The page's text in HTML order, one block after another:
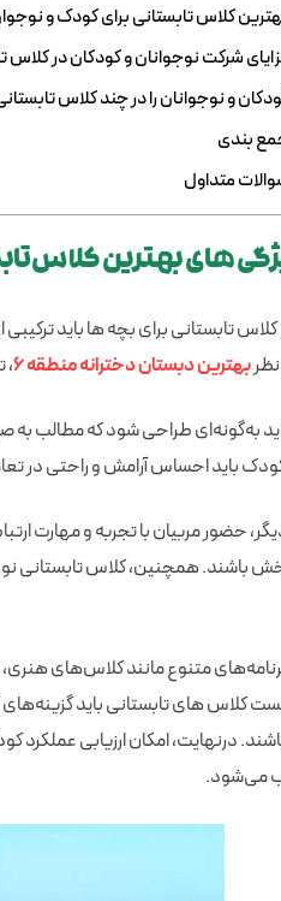
کلاس تابستانی برای کودک و
شرکت نوجوانان و کودکان در کلاس
و نوجوانان را در چند کلاس
بندی
متداول
های بهترین کلاس
تابستانی برای بچه ها باید
بهترین دبستان دخترانه منطقه ۶
به‌گونه‌ای طراحی شود که مطالب به
باید احساس آرامش و راحتی در
حضور مربیان با تجربه و مهارت
باشند. همچنین، کلاس تابستانی
متنوع مانند کلاس‌های
کلاس های تابستانی باید گزینه‌های
درنهایت، امکان ارزیابی عملکرد
می‌شود.